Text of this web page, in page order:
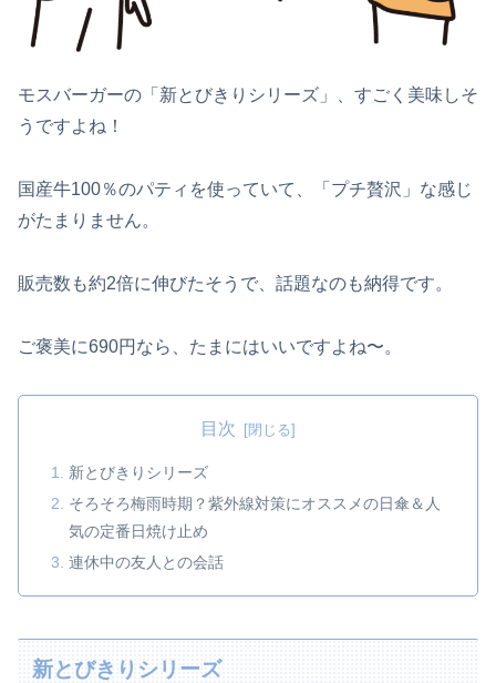
モスバーガーの「新とびきりシリーズ」、すごく美味しそ
うですよね！
国産牛100％のパティを使っていて、「プチ贅沢」な感じ
がたまりません。
販売数も約2倍に伸びたそうで、話題なのも納得です。
ご褒美に690円なら、たまにはいいですよね〜。
目次
新とびきりシリーズ
そろそろ梅雨時期？紫外線対策にオススメの日傘＆人
気の定番日焼け止め
連休中の友人との会話
新とびきりシリーズ